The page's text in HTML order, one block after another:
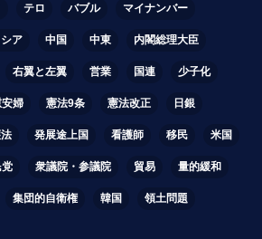
テロ バブル マイナンバー
シア 中国 中東 内閣総理大臣
右翼と左翼 営業 国連 少子化
婦 憲法9条 憲法改正 日銀
発展途上国 看護師 移民 米国
党 衆議院・参議院 貿易 量的緩和
集団的自衛権 韓国 領土問題